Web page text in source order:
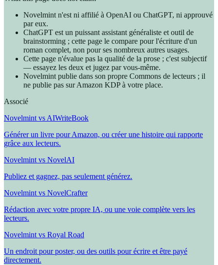
Novelmint n'est ni affilié à OpenAI ou ChatGPT, ni approuvé
par eux.
ChatGPT est un puissant assistant généraliste et outil de
brainstorming ; cette page le compare pour l'écriture d'un
roman complet, non pour ses nombreux autres usages.
Cette page n'évalue pas la qualité de la prose ; c'est subjectif
— essayez les deux et jugez par vous-même.
Novelmint publie dans son propre Commons de lecteurs ; il
ne publie pas sur Amazon KDP à votre place.
Associé
Novelmint vs AIWriteBook
Générer un livre pour Amazon, ou créer une histoire qui rapporte
grâce aux lecteurs.
Novelmint vs NovelAI
Publiez et gagnez, pas seulement générez.
Novelmint vs NovelCrafter
Rédaction avec votre propre IA, ou une voie complète vers les
lecteurs.
Novelmint vs Royal Road
Un endroit pour poster, ou des outils pour écrire et être payé
directement.